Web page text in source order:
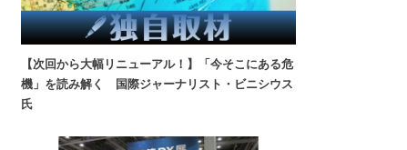
【次回から大幅リニューアル！】「今そこにある危
機」を読み解く 国際ジャーナリスト・ビニシウス
氏